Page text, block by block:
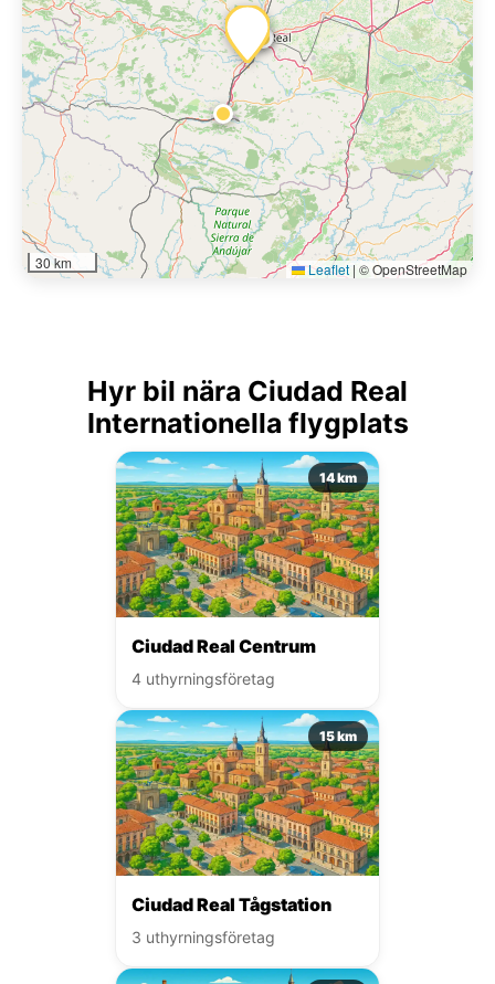
30 km Leaflet | © OpenStreetMap
Hyr bil nära Ciudad Real
Internationella flygplats
14 km
Ciudad Real Centrum
4 uthyrningsföretag
15 km
Ciudad Real Tågstation
3 uthyrningsföretag